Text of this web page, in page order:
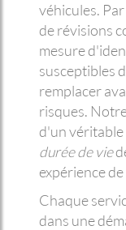
véhicules.
de révisions
mesure
susceptibles
remplacer
risques.
d'un
durée de vie
expérience
Chaque
dans une